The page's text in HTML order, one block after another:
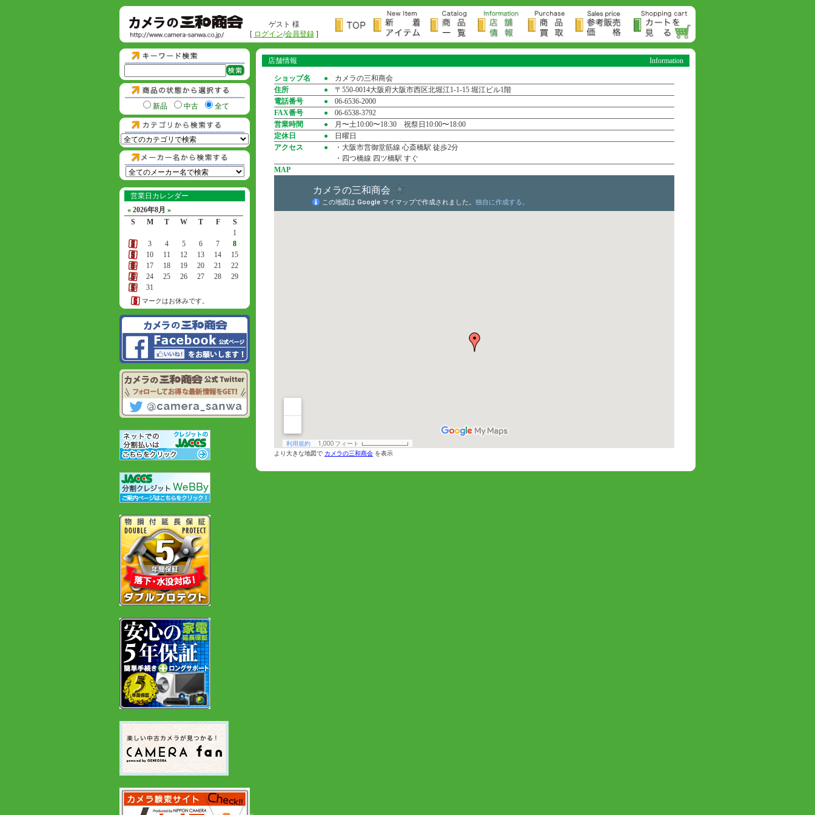
ゲスト 様
[ ログイン/会員登録]
新品 中古 全て
営業日カレンダー
« 2026年8月 »
S
M T W T F
S
1
2
3 4 5 6 7
8
9
10 11 12 13 14
15
16
17 18 19 20 21
22
23
24 25 26 27 28
29
30
31
マークはお休みです。
Information
店舗情報
ショップ名 ●
カメラの三和商会
住所
●
〒550-0014大阪府大阪市西区北堀江1-1-15 堀江ビル1階
電話番号
●
06-6536-2000
FAX番号
●
06-6538-3792
営業時間
●
月〜土10:00〜18:30 祝祭日10:00〜18:00
定休日
●
日曜日
アクセス
●
・大阪市営御堂筋線 心斎橋駅 徒歩2分
・四つ橋線 四ツ橋駅 すぐ
MAP
より大きな地図で カメラの三和商会 を表示